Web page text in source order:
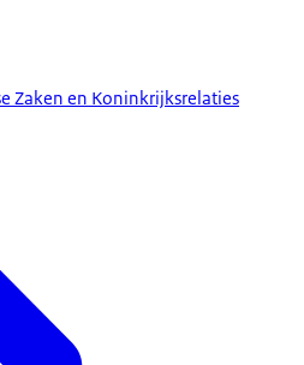
Zaken en Koninkrijksrelaties